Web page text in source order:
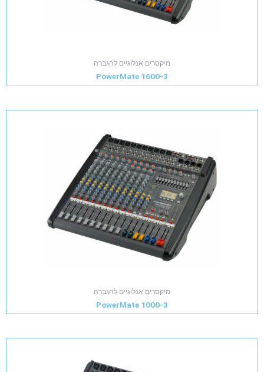
מיקסרים אנלוגיים להגברה
PowerMate 1600-3
מיקסרים אנלוגיים להגברה
PowerMate 1000-3